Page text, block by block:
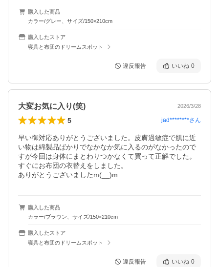
購入した商品
カラー/グレー、サイズ/150×210cm
購入したストア
寝具と布団のドリームスポット
違反報告 いいね 0
大変お気に入り(笑) 2026/3/28
5 jad********さん
早い御対応ありがとうございました。皮膚過敏症で肌に近
い物は綿製品ばかりでなかなか気に入るのがなかったので
すが今回は身体にまとわりつかなくて買って正解でした。
すぐにお布団の衣替えをしました。
ありがとうございましたm(__)m
購入した商品
カラー/ブラウン、サイズ/150×210cm
購入したストア
寝具と布団のドリームスポット
違反報告 いいね 0